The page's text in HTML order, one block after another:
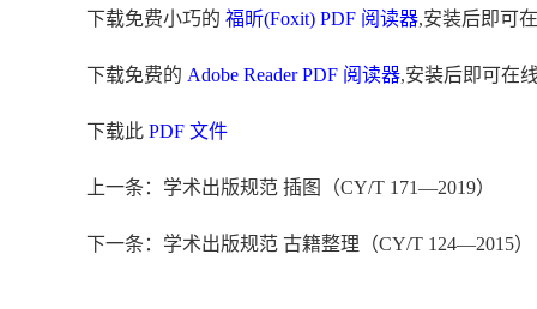
下载免费小巧的 福昕(Foxit) PDF 阅读器,安装后即可
下载免费的 Adobe Reader PDF 阅读器,安装后即可在
下载此 PDF 文件
上一条：学术出版规范 插图（CY/T 171—2019）
下一条：学术出版规范 古籍整理（CY/T 124—2015）